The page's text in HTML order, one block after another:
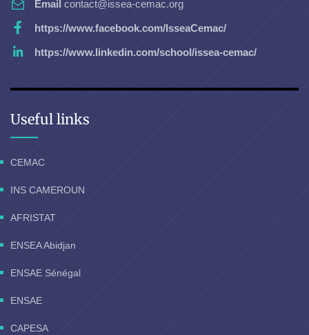
Email contact@issea-cemac.org
https://www.facebook.com/IsseaCemac/
https://www.linkedin.com/school/issea-cemac/
Useful links
CEMAC
INS CAMEROUN
AFRISTAT
ENSEA Abidjan
ENSAE Sénégal
ENSAE
CAPESA